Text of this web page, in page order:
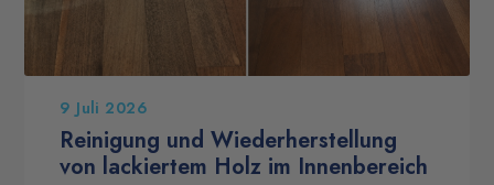
9 Juli 2026
Reinigung und Wiederherstellung
von lackiertem Holz im Innenbereich